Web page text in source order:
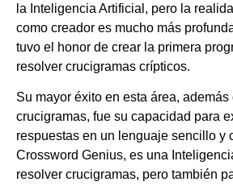
la Inteligencia Artificial, pero la
como creador es mucho más
tuvo el honor de crear la primera
resolver crucigramas crípticos.
Su mayor éxito en esta área, además
crucigramas, fue su capacidad para
respuestas en un lenguaje sencillo y
Crossword Genius, es una
resolver crucigramas, pero también